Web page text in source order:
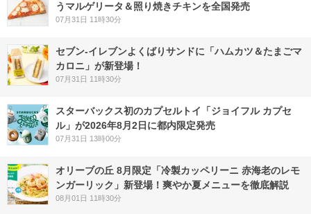
うマルゲリータ＆照り焼きチキンを全国発売
07月31日 11時30分
セブン‐イレブンよくばりサンドに「ハムカツ＆たまごマ
カロニ」が新登場！
07月31日 11時30分
スターバックス初のカプセルトイ「ジョイフル カプセ
ル」が2026年8月2日に都内限定発売
07月31日 13時00分
オリーブの丘 8月限定「冷製カッペリーニ 赤海老のレモ
ンガーリック」新登場！爽やか夏メニューを徹底解説
08月01日 11時30分